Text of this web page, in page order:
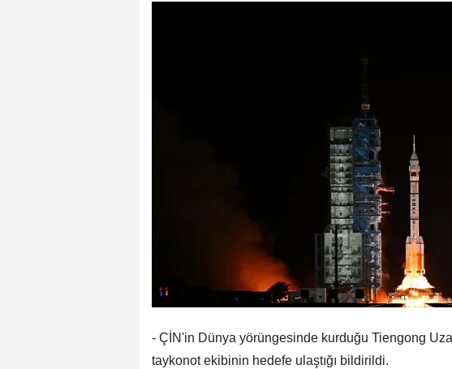
- ÇİN'in Dünya yörüngesinde kurduğu Tiengong
taykonot ekibinin hedefe ulaştığı bildirildi.